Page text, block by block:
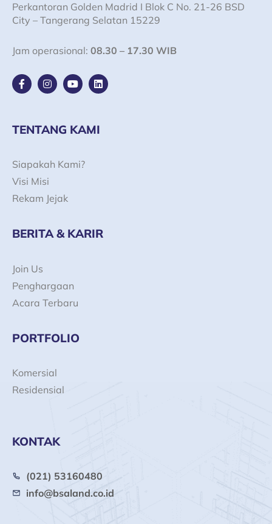
Perkantoran Golden Madrid I Blok C No. 21-26 BSD
City – Tangerang Selatan 15229
Jam operasional: 08.30 – 17.30 WIB
F
a
o
o
f
I
n
g
r
Y
o
b
e
L
i
d
i
TENTANG KAMI
Siapakah Kami?
Visi Misi
Rekam Jejak
BERITA & KARIR
Join Us
Penghargaan
Acara Terbaru
PORTFOLIO
Komersial
Residensial
KONTAK
(021) 53160480
info@bsaland.co.id